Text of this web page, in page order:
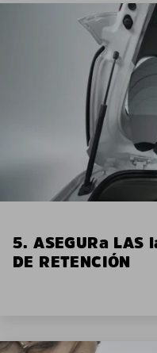
5. ASEGURa LAS
DE RETENCIÓN